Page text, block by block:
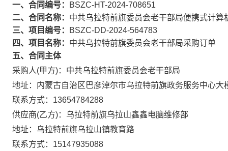
一、合同编号：
BSZC-HT-2024-708651
二、合同名称： 中共乌拉特前旗委员会老干部局便携式计算
三、项目编号：
BSZC-DD-2024-564783
四、项目名称： 中共乌拉特前旗委员会老干部局采购订单
五、合同主体
采购人(甲方)：中共乌拉特前旗委员会老干部局
地址：内蒙古自治区巴彦淖尔市乌拉特前旗政务服务中心大
联系方式：13654784288
供应商(乙方)：乌拉特前旗乌拉山鑫鑫电脑维修部
地址：乌拉特前旗乌拉山镇教育路
联系方式：15147935088